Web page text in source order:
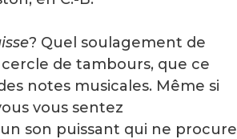
? Quel soulagement de
de tambours, que ce
notes musicales. Même si
vous sentez
son puissant qui ne procure